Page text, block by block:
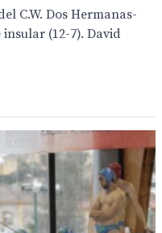
C.W. Dos Hermanas-
(12-7). David